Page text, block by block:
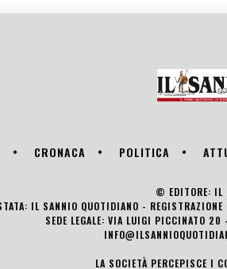
CRONACA POLITICA
© EDITORE: IL
IL SANNIO QUOTIDIANO -
SEDE LEGALE: VIA LUIGI PICCINATO
LA SOCIETÀ PERCEPISCE I